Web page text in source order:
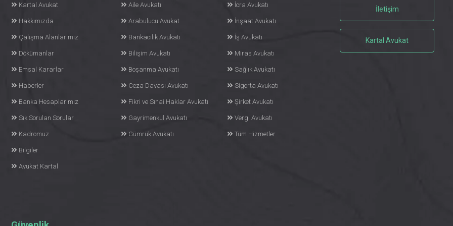
Kartal Avukat
Hakkımızda
Çalışma Alanlarımız
Dökümanlar
Emsal Kararlar
Haberler
Banka Hesaplarımız
Sık Sorulan Sorular
Kadromuz
Bilgiler
Avukat Kartal
Aile Avukatı
Arabulucu Avukat
Bankacılık Avukatı
Bilişim Avukatı
Boşanma Avukatı
Ceza Davası Avukatı
Fikri ve Sınai Haklar Avukatı
Gayrimenkul Avukatı
Gümrük Avukatı
İcra Avukatı
İnşaat Avukatı
İş Avukatı
Miras Avukatı
Sağlık Avukatı
Sigorta Avukatı
Şirket Avukatı
Vergi Avukatı
Tüm Hizmetler
İletişim
Kartal Avukat